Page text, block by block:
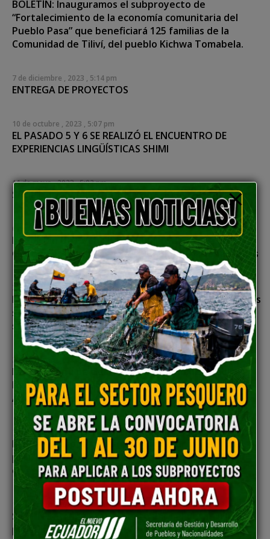
BOLETÍN: Inauguramos el subproyecto de
“Fortalecimiento de la economía comunitaria del
Pueblo Pasa” que beneficiará 125 familias de la
Comunidad de Tiliví, del pueblo Kichwa Tomabela.
7 de diciembre , 2023 , 5:14 pm
ENTREGA DE PROYECTOS
10 de octubre , 2023 , 5:07 pm
EL PASADO 5 Y 6 SE REALIZÓ EL ENCUENTRO DE
EXPERIENCIAS LINGÜÍSTICAS SHIMI
11 de mayo , 2023 , 5:02 pm
Socialización del Acuerdo Nro. SGDPN-2022-001
6 de mayo , 2023 , 5:33 am
Rendición De Cuentas 2022 de la Secretaría de
Gestión y Desarrollo de los Pueblos y Nacionalidades
28 de abril , 2023 , 2:27 pm
La Economía comunitaria de pueblos y nacionalidades
se reactiva con la ayuda del Gobierno Nacional para
su desarrollo
20 de marzo , 2023 , 3:49 pm
La Secretaría de Gestión y Desarrollo de Pueblos y
Nacionalidades celebra la ceremonia de pueblos
Andinos, el Pawkar Raymi
18 de enero , 2023 , 5:07 pm
Mujeres del pueblo Panzaleo recibieron recursos
para el fortalecimiento de actividad productiva y
comercial en Cotopaxi
13 de enero , 2023 , 3:39 pm
SGDPN entregó presupuesto para el desarrollo
productivo de Sucumbíos